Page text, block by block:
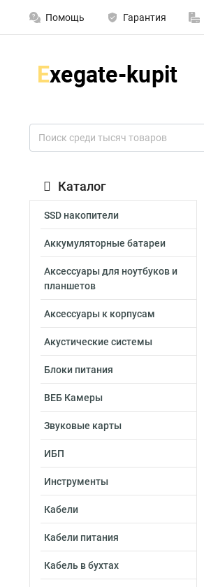
Помощь Гарантия
Каталог
SSD накопители
Аккумуляторные батареи
Аксессуары для ноутбуков и
планшетов
Аксессуары к корпусам
Акустические системы
Блоки питания
ВЕБ Камеры
Звуковые карты
ИБП
Инструменты
Кабели
Кабели питания
Кабель в бухтах